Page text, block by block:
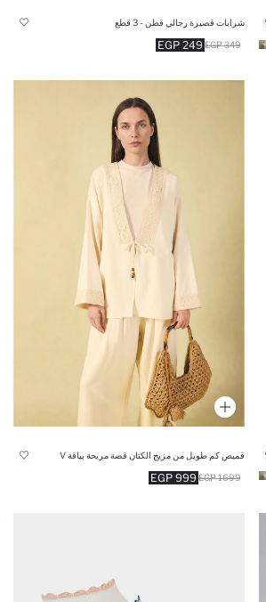
شرابات قصيرة رجالي قطن - 3 قطع
249 EGP 349 EGP
قميص كم طويل من مزيج الكتان قصة مريحة بياقة V
999 EGP 1699 EGP